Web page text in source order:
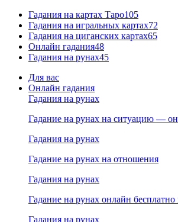
Гадания на картах Таро105
Гадания на игральных картах72
Гадания на циганских картах65
Онлайн гадания48
Гадания на рунах45
Для вас
Онлайн гадания
Гадания на рунах
Гадание на рунах на ситуацию —
Гадания на рунах
Гадание на рунах на отношения
Гадания на рунах
Гадание на рунах онлайн бесплатно
Гадания на рунах